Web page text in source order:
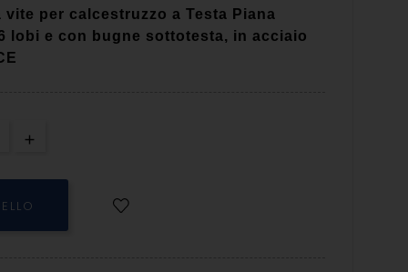
vite per calcestruzzo a Testa Piana
lobi e con bugne sottotesta, in acciaio